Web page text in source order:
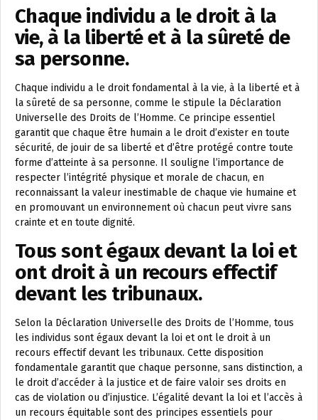
Chaque individu a le droit à la
vie, à la liberté et à la sûreté de
sa personne.
Chaque individu a le droit fondamental à la vie, à la liberté et à
la sûreté de sa personne, comme le stipule la Déclaration
Universelle des Droits de l’Homme. Ce principe essentiel
garantit que chaque être humain a le droit d’exister en toute
sécurité, de jouir de sa liberté et d’être protégé contre toute
forme d’atteinte à sa personne. Il souligne l’importance de
respecter l’intégrité physique et morale de chacun, en
reconnaissant la valeur inestimable de chaque vie humaine et
en promouvant un environnement où chacun peut vivre sans
crainte et en toute dignité.
Tous sont égaux devant la loi et
ont droit à un recours effectif
devant les tribunaux.
Selon la Déclaration Universelle des Droits de l’Homme, tous
les individus sont égaux devant la loi et ont le droit à un
recours effectif devant les tribunaux. Cette disposition
fondamentale garantit que chaque personne, sans distinction, a
le droit d’accéder à la justice et de faire valoir ses droits en
cas de violation ou d’injustice. L’égalité devant la loi et l’accès à
un recours équitable sont des principes essentiels pour